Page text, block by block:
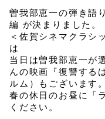
曽我部恵一の弾き語
編 が決まりました。
＜佐賀シネマクラシ
は
当日は曽我部恵一が
んの映画『復讐する
ルム）もございます。
春の休日のお昼に「
ください。